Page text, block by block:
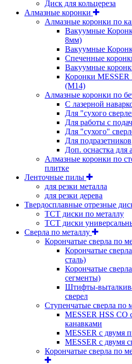
Диск для кольцереза
Алмазные коронки
Алмазные коронки по
Вакуумные
8мм)
Вакуумные
Спеченные
Вакуумные
Коронки
(М14)
Алмазные коронки по
С лазерной
Для "сухого
Для работы с
Для "сухого"
Для подразетников
Доп. оснастка для
Алмазные коронки по
плитке
Ленточные пилы
для резки металла
для резки дерева
Твердосплавные отрезные
ТСТ диски по металлу
ТСТ диски
Сверла по металлу
Корончатые сверла по
Корончатые
сталь)
Корончатые
сегменты)
Штифты-
сверел
Ступенчатые сверла по
MESSER HSS CО
канавками
MESSER с двумя
MESSER с двумя
Корончатые сверла по